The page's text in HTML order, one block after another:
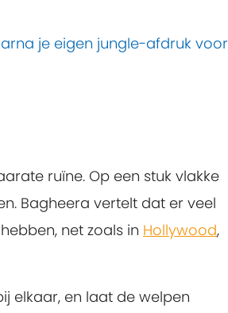
je eigen jungle-afdruk voor
ruïne. Op een stuk vlakke
Bagheera vertelt dat er veel
net zoals in Hollywood,
elkaar, en laat de welpen